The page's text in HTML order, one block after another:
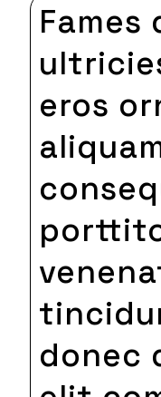
Fames
eros
donec